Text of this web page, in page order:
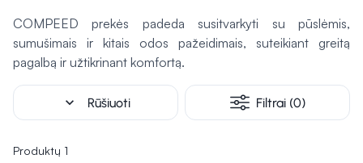
užtikrina drėgną aplinką, kuriskatina greitesnį gijimą, ir
padeda išvengti pūslelių trūkimo. Šios priemonės gali būti
naudojamos tiek ankstyvose, tiek vėlesnėse pūslelinės
stadijose, užtikrinant efektyvią priežiūrą ir komfortą.
COMPEED prekės padeda susitvarkyti su pūslėmis,
sumušimais ir kitais odos pažeidimais, suteikiant greitą
pagalbą ir užtikrinant komfortą.
expand_more Rūšiuoti Filtrai (0)
Produktų 1